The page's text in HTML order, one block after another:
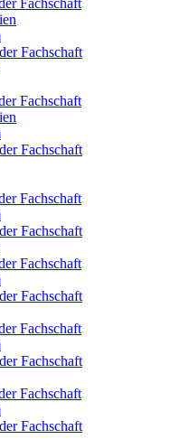
Fachschaft
Fachschaft
Fachschaft
Fachschaft
Fachschaft
Fachschaft
Fachschaft
Fachschaft
Fachschaft
Fachschaft
Fachschaft
Fachschaft